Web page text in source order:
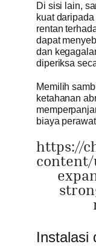
Di sisi lain,
kuat
rentan
dapat
dan
diperiksa
Memilih
ketahanan
biaya
https://
content/
Instalasi